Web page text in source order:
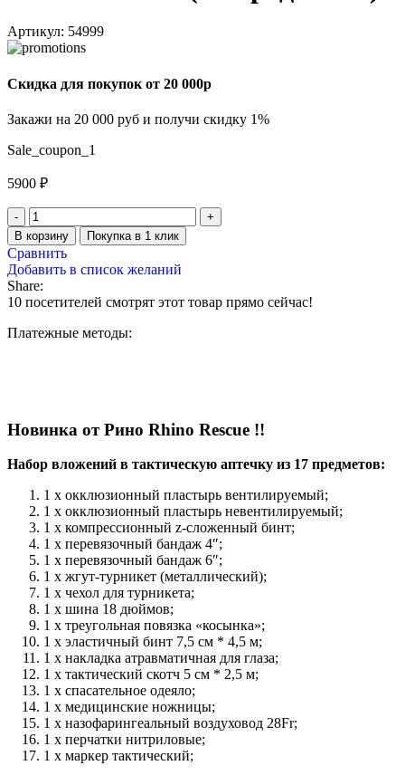
Артикул: 54999
Скидка для покупок от 20 000р
Закажи на 20 000 руб и получи скидку 1%
Sale_coupon_1
5900 ₽
В корзину Покупка в 1 клик
Сравнить
Добавить в список желаний
Share:
10 посетителей смотрят этот товар прямо сейчас!
Платежные методы:
Новинка от Рино Rhino Rescue !!
Набор вложений в тактическую аптечку из 17 предметов:
1 x окклюзионный пластырь вентилируемый;
1 x окклюзионный пластырь невентилируемый;
1 х компрессионный z-сложенный бинт;
1 x перевязочный бандаж 4″;
1 x перевязочный бандаж 6″;
1 х жгут-турникет (металлический);
1 х чехол для турникета;
1 x шина 18 дюймов;
1 х треугольная повязка «косынка»;
1 x эластичный бинт 7,5 см * 4,5 м;
1 x накладка атравматичная для глаза;
1 х тактический скотч 5 см * 2,5 м;
1 х спасательное одеяло;
1 х медицинские ножницы;
1 x назофарингеальный воздуховод 28Fr;
1 х перчатки нитриловые;
1 х маркер тактический;